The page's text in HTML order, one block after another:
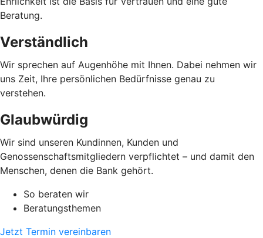
Beratung.
Verständlich
Wir sprechen auf Augenhöhe mit Ihnen. Dabei nehmen wir
uns Zeit, Ihre persönlichen Bedürfnisse genau zu
verstehen.
Glaubwürdig
Wir sind unseren Kundinnen, Kunden und
Genossenschaftsmitgliedern verpflichtet – und damit den
Menschen, denen die Bank gehört.
So beraten wir
Beratungsthemen
Jetzt Termin vereinbaren